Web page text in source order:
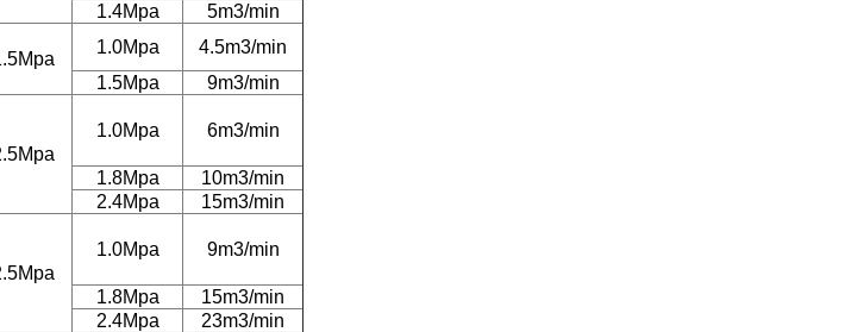
1.4Mpa
5m3/min
1.0Mpa 4.5m3/min
1.5Mpa 9m3/min
1.0Mpa 6m3/min
1.8Mpa
10m3/min
2.4Mpa 15m3/min
1.0Mpa 9m3/min
1.8Mpa
15m3/min
2.4Mpa 23m3/min